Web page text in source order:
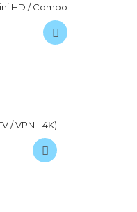
HD / Combo
/ VPN - 4K)